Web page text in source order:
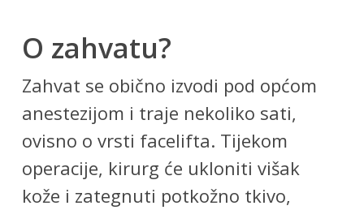
O zahvatu?
Zahvat se obično izvodi pod općom
anestezijom i traje nekoliko sati,
ovisno o vrsti facelifta. Tijekom
operacije, kirurg će ukloniti višak
kože i zategnuti potkožno tkivo,